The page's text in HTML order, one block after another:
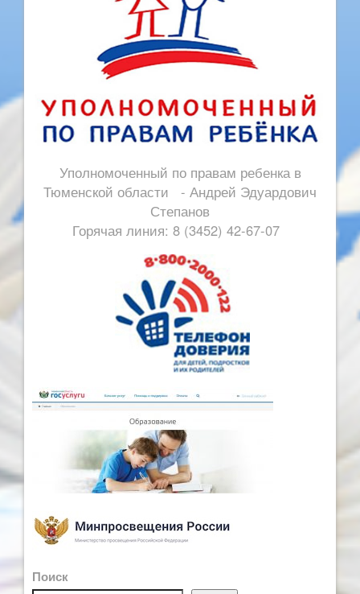
Уполномоченный по правам ребенка в
Тюменской области - Андрей Эдуардович
Степанов
Горячая линия: 8 (3452) 42-67-07
Поиск